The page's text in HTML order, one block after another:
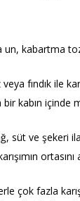
kabartma
fındık ile
kabın içinde
süt ve şekeri
çok fazla